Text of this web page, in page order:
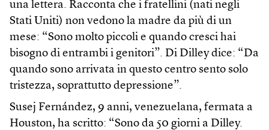
una lettera. Racconta che i fratellini (nati negli
Stati Uniti) non vedono la madre da più di un
mese: “Sono molto piccoli e quando cresci hai
bisogno di entrambi i genitori”. Di Dilley dice: “Da
quando sono arrivata in questo centro sento solo
tristezza, soprattutto depressione”.
Susej Fernández, 9 anni, venezuelana, fermata a
Houston, ha scritto: “Sono da 50 giorni a Dilley.